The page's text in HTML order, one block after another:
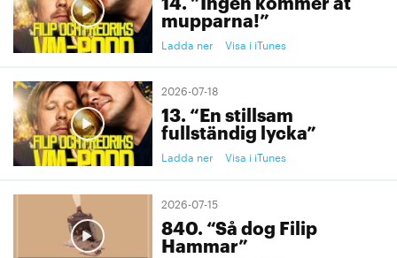
mupparna!”
Ladda ner Visa i iTunes
2026-07-18
13. “En stillsam
fullständig lycka”
Ladda ner Visa i iTunes
2026-07-15
840. “Så dog Filip
Hammar”